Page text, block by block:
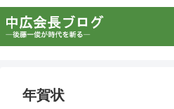
年賀状